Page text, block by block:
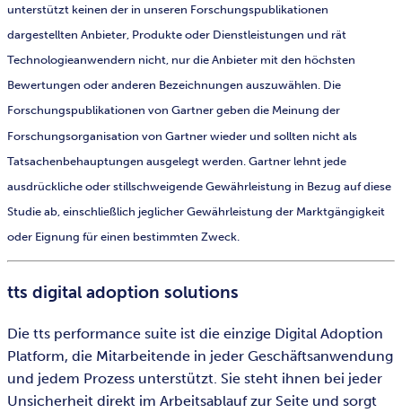
unterstützt keinen der in unseren Forschungspublikationen
dargestellten Anbieter, Produkte oder Dienstleistungen und rät
Technologieanwendern nicht, nur die Anbieter mit den höchsten
Bewertungen oder anderen Bezeichnungen auszuwählen. Die
Forschungspublikationen von Gartner geben die Meinung der
Forschungsorganisation von Gartner wieder und sollten nicht als
Tatsachenbehauptungen ausgelegt werden. Gartner lehnt jede
ausdrückliche oder stillschweigende Gewährleistung in Bezug auf diese
Studie ab, einschließlich jeglicher Gewährleistung der Marktgängigkeit
oder Eignung für einen bestimmten Zweck.
tts digital adoption solutions
Die tts performance suite ist die einzige Digital Adoption
Platform, die Mitarbeitende in jeder Geschäftsanwendung
und jedem Prozess unterstützt. Sie steht ihnen bei jeder
Unsicherheit direkt im Arbeitsablauf zur Seite und sorgt